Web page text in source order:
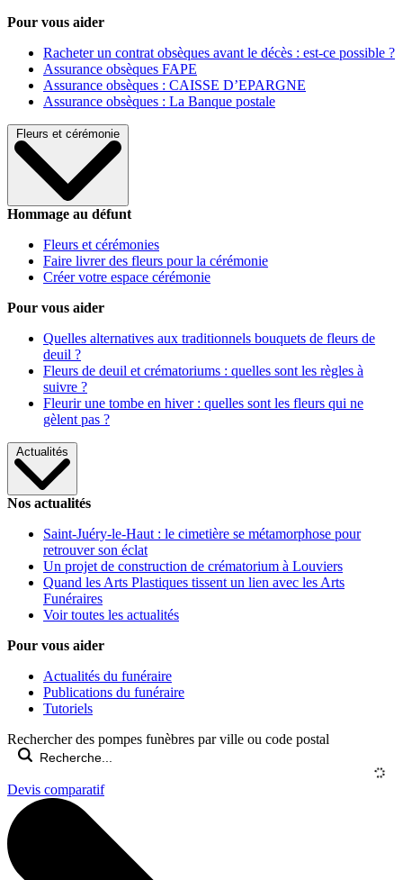
Pour vous aider
Racheter un contrat obsèques avant le décès : est-ce possible ?
Assurance obsèques FAPE
Assurance obsèques : CAISSE D’EPARGNE
Assurance obsèques : La Banque postale
Fleurs et cérémonie
Hommage au défunt
Fleurs et cérémonies
Faire livrer des fleurs pour la cérémonie
Créer votre espace cérémonie
Pour vous aider
Quelles alternatives aux traditionnels bouquets de fleurs de
deuil ?
Fleurs de deuil et crématoriums : quelles sont les règles à
suivre ?
Fleurir une tombe en hiver : quelles sont les fleurs qui ne
gèlent pas ?
Actualités
Nos actualités
Saint-Juéry-le-Haut : le cimetière se métamorphose pour
retrouver son éclat
Un projet de construction de crématorium à Louviers
Quand les Arts Plastiques tissent un lien avec les Arts
Funéraires
Voir toutes les actualités
Pour vous aider
Actualités du funéraire
Publications du funéraire
Tutoriels
Rechercher des pompes funèbres par ville ou code postal
Devis comparatif